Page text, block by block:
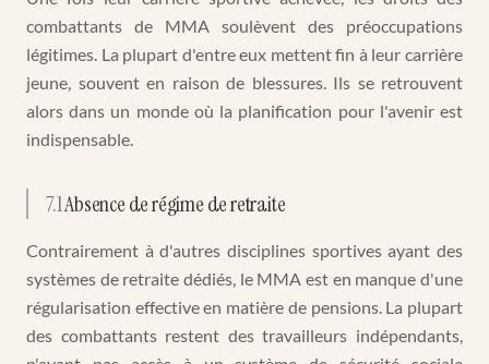
combattants de MMA soulèvent des préoccupations
légitimes. La plupart d'entre eux mettent fin à leur carrière
jeune, souvent en raison de blessures. Ils se retrouvent
alors dans un monde où la planification pour l'avenir est
indispensable.
7.1Absence de régime de retraite
Contrairement à d'autres disciplines sportives ayant des
systèmes de retraite dédiés, le MMA est en manque d'une
régularisation effective en matière de pensions. La plupart
des combattants restent des travailleurs indépendants,